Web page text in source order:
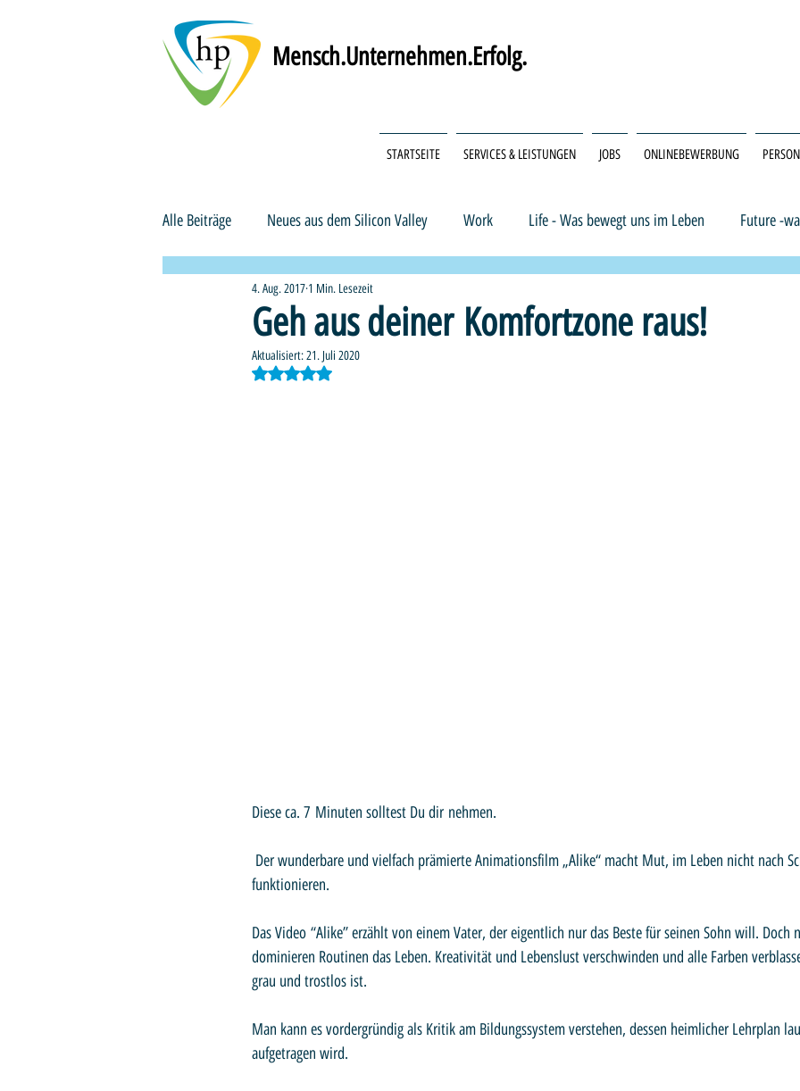
Mensch.Unternehmen.Erfolg.
STARTSEITE SERVICES & LEISTUNGEN JOBS ONLINEBEWERBUNG
Alle Beiträge Neues aus dem Silicon Valley Work Life - Was bewegt uns im Leben Future -
Companies & Employees Recruiting & Personalsuche
Internationale Fachkräfte
Geh aus deiner Komfortzone raus!
4. Aug. 2017 1 Min. Lesezeit
Aktualisiert:21. Juli 2020
Mit NaN von 5 Sternen bewertet.
Diese ca. 7 Minuten solltest Du dir nehmen.
funktionieren.
Das Video “Alike” erzählt von einem Vater, der eigentlich nur das Beste für seinen Sohn will. Doch
dominieren Routinen das Leben. Kreativität und Lebenslust verschwinden und alle Farben
grau und trostlos ist.
Man kann es vordergründig als Kritik am Bildungssystem verstehen, dessen heimlicher Lehrplan
aufgetragen wird.